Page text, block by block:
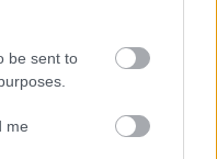
be sent to
me